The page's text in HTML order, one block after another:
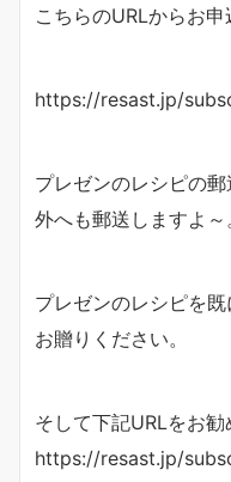
こちらのURLからお申
https://resast.jp/
プレゼンのレシピの
外へも郵送しますよ～
プレゼンのレシピを
お贈りください。
そして下記URLをお勧
https://resast.jp/